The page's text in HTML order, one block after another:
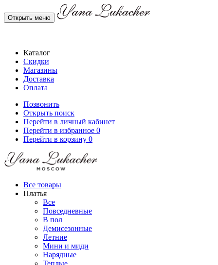
Открыть меню
Каталог
Скидки
Магазины
Доставка
Оплата
Позвонить
Открыть поиск
Перейти в личный кабинет
Перейти в избранное 0
Перейти в корзину 0
Все товары
Платья
Все
Повседневные
В пол
Демисезонные
Летние
Мини и миди
Нарядные
Теплые